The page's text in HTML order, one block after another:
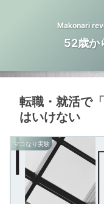
Makonari
52歳か
転職・就活で
はいけない
マコなり実験